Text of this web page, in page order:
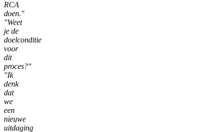
RCA
doen."
"Weet
je de
doelconditie
voor
dit
proces?"
"Ik
denk
dat
we
een
nieuwe
uitdaging